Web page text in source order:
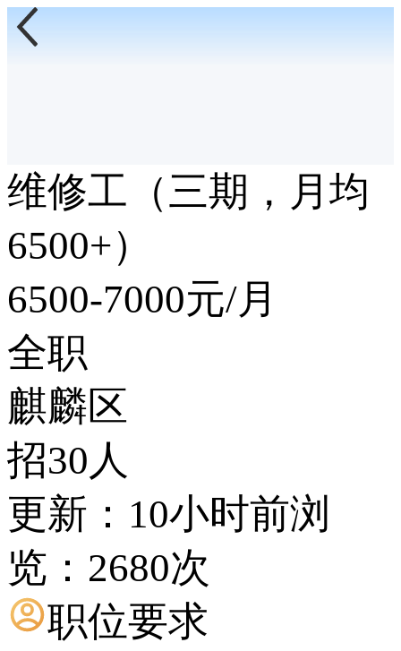
维修工（三期，月均
6500+）
6500-7000元/月
全职
麒麟区
招30人
更新：10小时前浏
览：2680次
职位要求